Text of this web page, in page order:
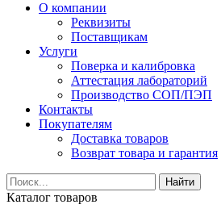
О компании
Реквизиты
Поставщикам
Услуги
Поверка и калибровка
Аттестация лабораторий
Производство СОП/ПЭП
Контакты
Покупателям
Доставка товаров
Возврат товара и гарантия
Найти
Каталог товаров